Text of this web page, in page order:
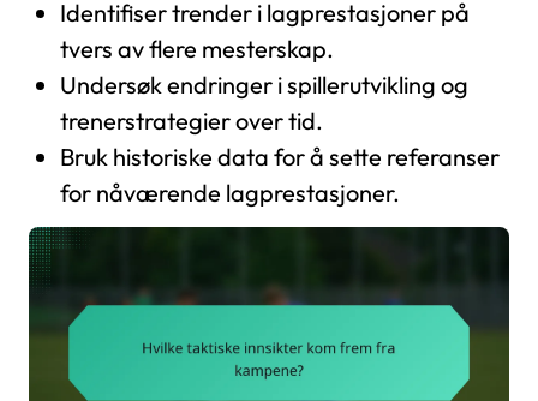
Identifiser trender i lagprestasjoner på
tvers av flere mesterskap.
Undersøk endringer i spillerutvikling og
trenerstrategier over tid.
Bruk historiske data for å sette referanser
for nåværende lagprestasjoner.